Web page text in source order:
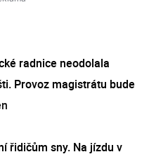
radnice neodolala
Provoz magistrátu bude
řidičům sny. Na jízdu v